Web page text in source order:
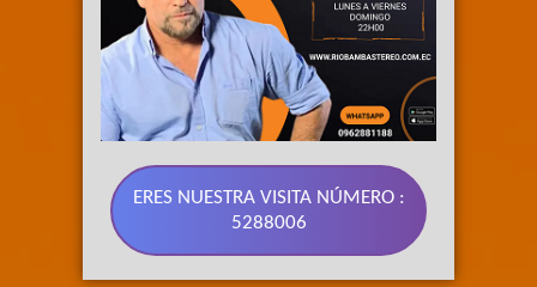
ERES NUESTRA VISITA NÚMERO :
5288006